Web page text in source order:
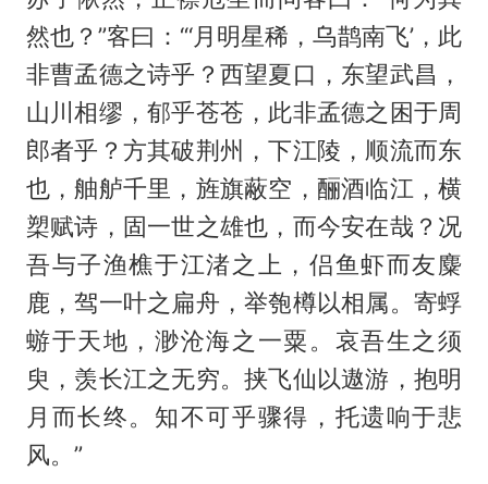
然也？”客曰：“‘月明星稀，乌鹊南飞’，此
非曹孟德之诗乎？西望夏口，东望武昌，
山川相缪，郁乎苍苍，此非孟德之困于周
郎者乎？方其破荆州，下江陵，顺流而东
也，舳舻千里，旌旗蔽空，酾酒临江，横
槊赋诗，固一世之雄也，而今安在哉？况
吾与子渔樵于江渚之上，侣鱼虾而友麋
鹿，驾一叶之扁舟，举匏樽以相属。寄蜉
蝣于天地，渺沧海之一粟。哀吾生之须
臾，羡长江之无穷。挟飞仙以遨游，抱明
月而长终。知不可乎骤得，托遗响于悲
风。”